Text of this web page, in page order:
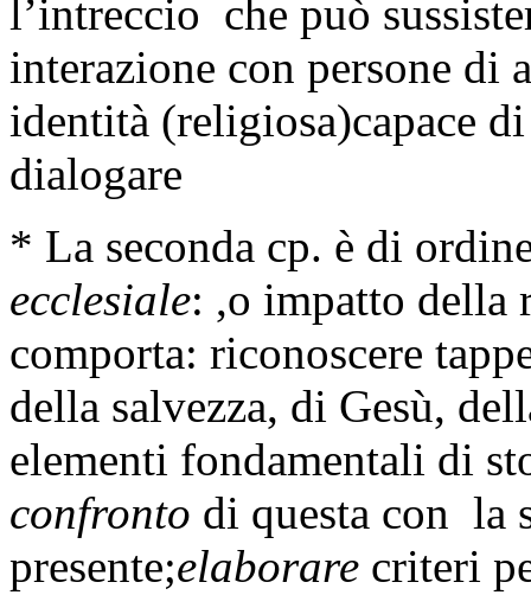
l’intreccio che può
interazione con persone
identità (religiosa)capace
dialogare
* La seconda cp. è di
ecclesiale: ,o impatto
comporta: riconoscere
della salvezza, di Gesù,
elementi fondamentali di
confronto di questa con la
presente;elaborare criteri